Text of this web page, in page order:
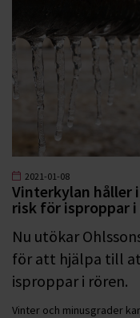
2021-01-08
Vinterkylan håller
risk för isproppar i
Nu utökar
för att hjälpa till
isproppar i rören.
Vinter och minusgrader